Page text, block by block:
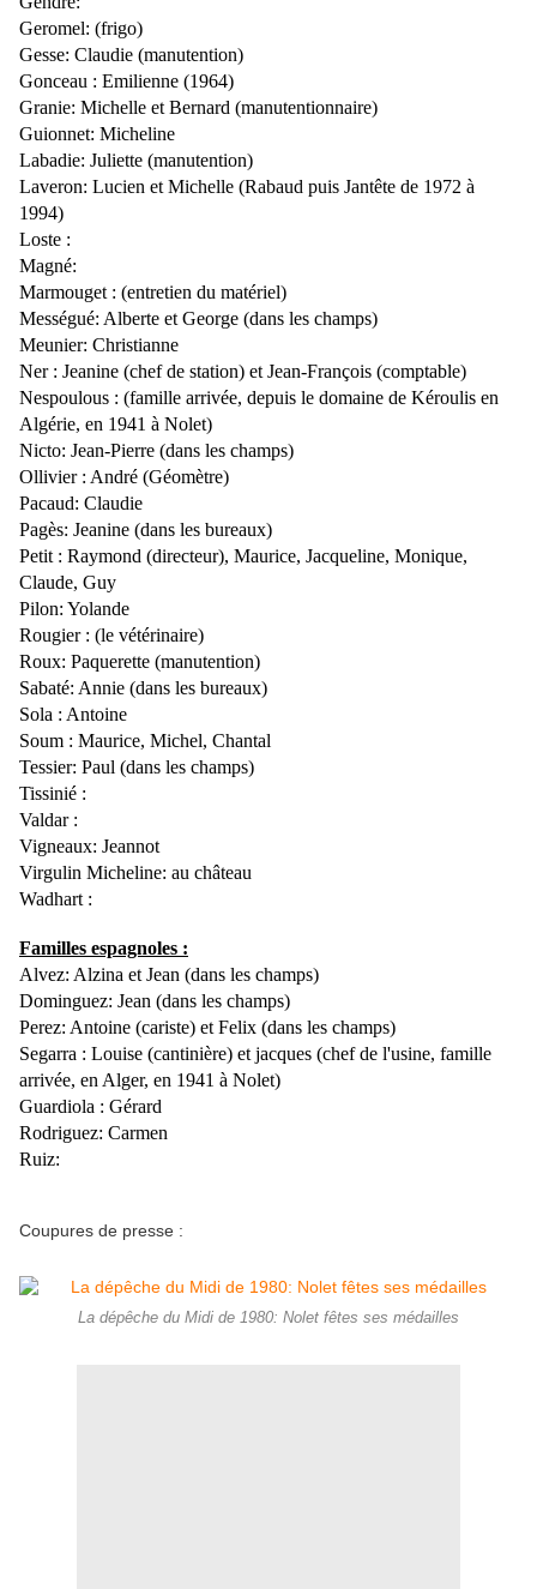
Geromel: (frigo)
Gesse: Claudie (manutention)
Gonceau : Emilienne (1964)
Granie: Michelle et Bernard (manutentionnaire)
Guionnet: Micheline
Labadie: Juliette (manutention)
Laveron: Lucien et Michelle (Rabaud puis Jantête de 1972 à
1994)
Loste :
Magné:
Marmouget : (entretien du matériel)
Mességué: Alberte et George (dans les champs)
Meunier: Christianne
Ner : Jeanine (chef de station) et Jean-François (comptable)
Nespoulous : (famille arrivée, depuis le domaine de Kéroulis en
Algérie, en 1941 à Nolet)
Nicto: Jean-Pierre (dans les champs)
Ollivier : André (Géomètre)
Pacaud: Claudie
Pagès: Jeanine (dans les bureaux)
Petit : Raymond (directeur), Maurice, Jacqueline, Monique,
Claude, Guy
Pilon: Yolande
Rougier : (le vétérinaire)
Roux: Paquerette (manutention)
Sabaté: Annie (dans les bureaux)
Sola : Antoine
Soum : Maurice, Michel, Chantal
Tessier: Paul (dans les champs)
Tissinié :
Valdar :
Vigneaux: Jeannot
Virgulin Micheline: au château
Wadhart :
Familles espagnoles :
Alvez: Alzina et Jean (dans les champs)
Dominguez: Jean (dans les champs)
Perez: Antoine (cariste) et Felix (dans les champs)
Segarra : Louise (cantinière) et jacques (chef de l'usine, famille
arrivée, en Alger, en 1941 à Nolet)
Guardiola : Gérard
Rodriguez: Carmen
Ruiz:
Coupures de presse :
La dépêche du Midi de 1980: Nolet fêtes ses médailles